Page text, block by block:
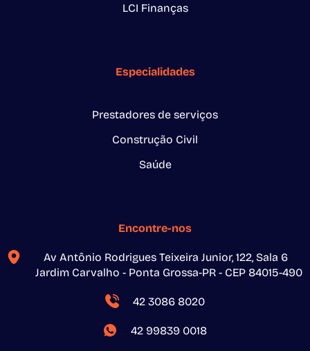
LCI Finanças
Especialidades
Prestadores de serviços
Construção Civil
Saúde
Encontre-nos
Av Antônio Rodrigues Teixeira Junior, 122, Sala 6
Jardim Carvalho - Ponta Grossa-PR - CEP 84015-490
42 3086 8020
42 99839 0018